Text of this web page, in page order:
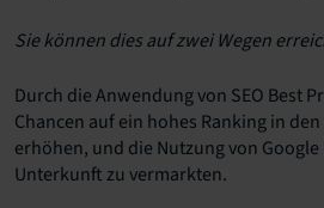
Sie können dies auf zwei Wegen
Durch die Anwendung von SEO Best
Chancen auf ein hohes Ranking in
erhöhen, und die Nutzung von
Unterkunft zu vermarkten.